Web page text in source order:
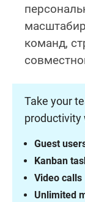
команд,
Take your
productivity
Unlimited
Video calls
Kanban
Guest